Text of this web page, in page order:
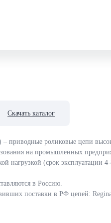
Скачать каталог
приводные роликовые цепи
на промышленных
нагрузкой (срок эксплуатации
в Россию.
поставки в РФ цепей: